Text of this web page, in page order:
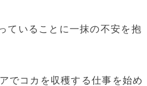
ていることに一抹の不安を抱
でコカを収穫する仕事を始め